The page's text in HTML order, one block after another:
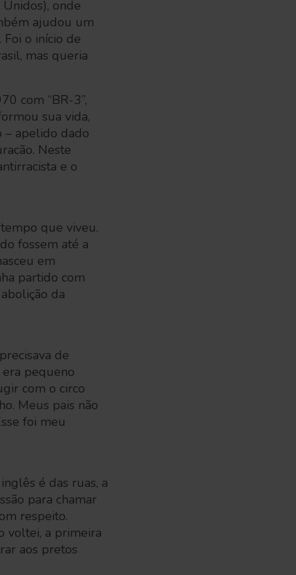
onde
ajudou um
o início de
mas queria
com “BR-3”,
sua vida,
– apelido dado
Neste
e o
que viveu.
fossem até a
em
partido com
da
de
pequeno
com o circo
Meus pais não
foi meu
é das ruas, a
para chamar
respeito.
voltei, a primeira
aos pretos